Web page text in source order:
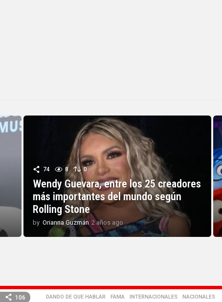
74 8 0
Wendy Guevara, entre los 25 creadores
más importantes del mundo según
Rolling Stone
by Orianna Guzmán 2 años ago 2
a
o
106 DANDO DE QUE HABLAR ,FAMA ,INTERNACIONALES ,NACIONALES